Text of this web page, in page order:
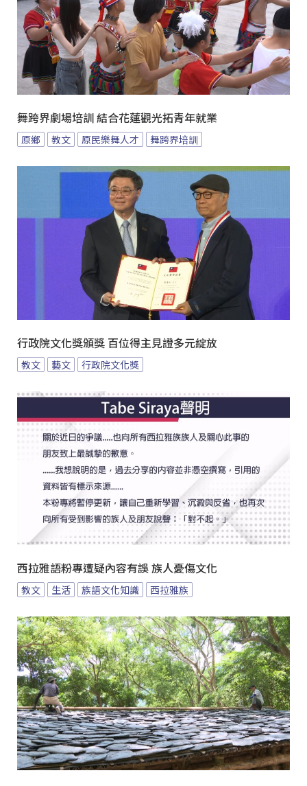
舞跨界劇場培訓 結合花蓮觀光拓青年就業
原鄉 教文 原民樂舞人才 舞跨界培訓
行政院文化獎頒獎 百位得主見證多元綻放
教文 藝文 行政院文化獎
西拉雅語粉專遭疑內容有誤 族人憂傷文化
教文 生活 族語文化知識 西拉雅族